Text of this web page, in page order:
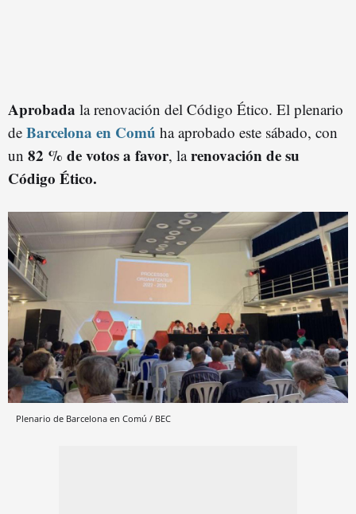
Aprobada la renovación del Código Ético. El plenario
de Barcelona en Comú ha aprobado este sábado, con
un 82 % de votos a favor, larenovación de su
Código Ético.
Plenario de Barcelona en Comú / BEC